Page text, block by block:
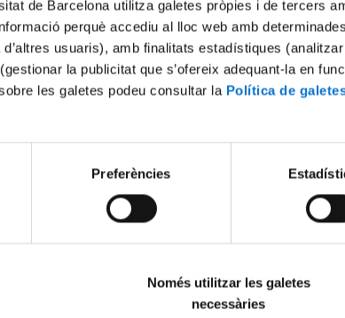
de Barcelona utilitza galetes pròpies i de tercers
perquè accediu al lloc web amb
usuaris), amb finalitats estadístiques
la publicitat que s’ofereix adequant-la en
les galetes podeu consultar la Política de
Preferències
Només utilitzar les galetes
necessàries
d'Esports de la UB se suma en la
el càncer
2023
Acte de
esportistes UB.
16 January, 2023
altres activitats
10 December, 2021